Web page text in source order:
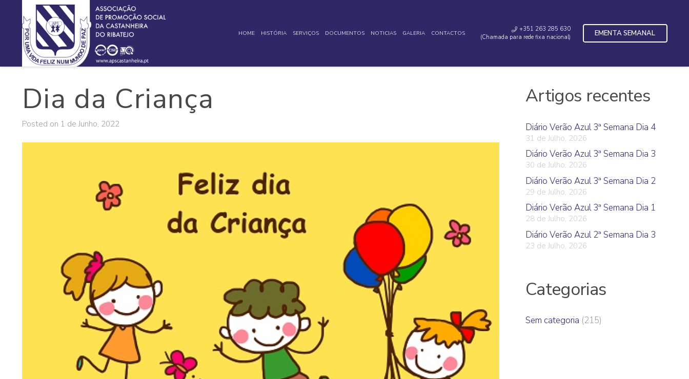
HOME HISTÓRIA SERVIÇOS DOCUMENTOS NOTICIAS GALERIA CONTACTOS
+351 263 285 630
(Chamada para rede fixa nacional)
EMENTA SEMANAL
Dia da Criança
Posted on 1 de Junho, 2022
Artigos recentes
Diário Verão Azul 3ª Semana Dia 4
31 de Julho, 2026
Diário Verão Azul 3ª Semana Dia 3
30 de Julho, 2026
Diário Verão Azul 3ª Semana Dia 2
29 de Julho, 2026
Diário Verão Azul 3ª Semana Dia 1
28 de Julho, 2026
Diário Verão Azul 2ª Semana Dia 3
23 de Julho, 2026
Categorias
Sem categoria (215)